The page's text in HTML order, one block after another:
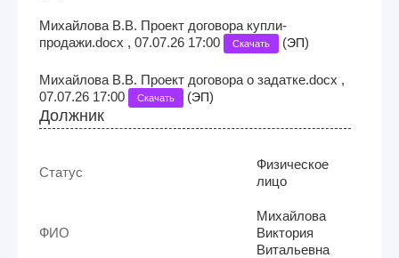
Михайлова В.В. Проект договора купли-
продажи.docx , 07.07.26 17:00
Скачать (ЭП)
Михайлова В.В. Проект договора о задатке.docx ,
07.07.26 17:00
Скачать (ЭП)
Должник
Статус
Физическое
лицо
ФИО
Михайлова
Виктория
Витальевна